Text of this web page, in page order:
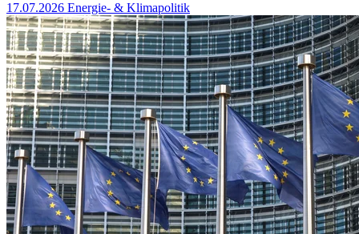
17.07.2026 Energie- & Klimapolitik